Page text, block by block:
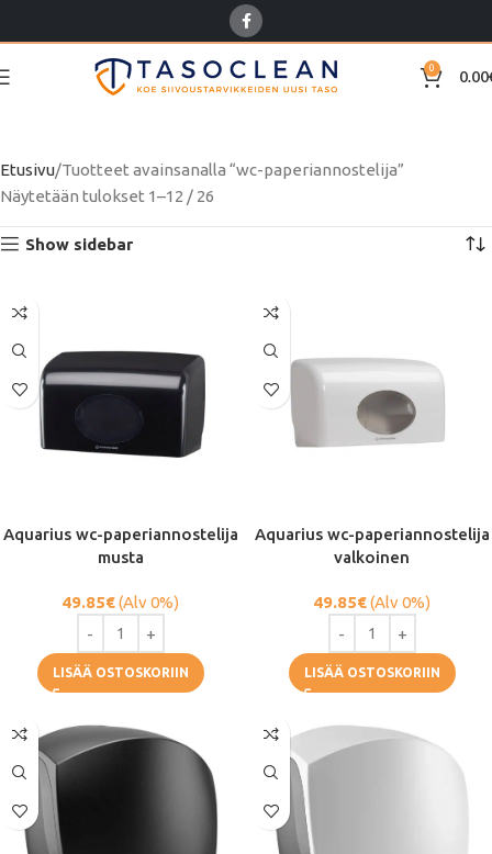
0 0.00
Etusivu Tuotteet avainsanalla “wc-paperiannostelija”
Näytetään tulokset 1–12 / 26
Show sidebar
Aquarius wc-paperiannostelija
musta
49.85€(Alv 0%)
LISÄÄ OSTOSKORIIN
Aquarius wc-paperiannostelija
valkoinen
49.85€(Alv 0%)
LISÄÄ OSTOSKORIIN